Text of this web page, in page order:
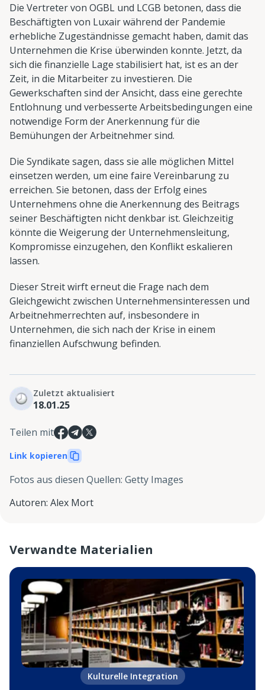
Die Vertreter von OGBL und LCGB betonen, dass die
Beschäftigten von Luxair während der Pandemie
erhebliche Zugeständnisse gemacht haben, damit das
Unternehmen die Krise überwinden konnte. Jetzt, da
sich die finanzielle Lage stabilisiert hat, ist es an der
Zeit, in die Mitarbeiter zu investieren. Die
Gewerkschaften sind der Ansicht, dass eine gerechte
Entlohnung und verbesserte Arbeitsbedingungen eine
notwendige Form der Anerkennung für die
Bemühungen der Arbeitnehmer sind.
Die Syndikate sagen, dass sie alle möglichen Mittel
einsetzen werden, um eine faire Vereinbarung zu
erreichen. Sie betonen, dass der Erfolg eines
Unternehmens ohne die Anerkennung des Beitrags
seiner Beschäftigten nicht denkbar ist. Gleichzeitig
könnte die Weigerung der Unternehmensleitung,
Kompromisse einzugehen, den Konflikt eskalieren
lassen.
Dieser Streit wirft erneut die Frage nach dem
Gleichgewicht zwischen Unternehmensinteressen und
Arbeitnehmerrechten auf, insbesondere in
Unternehmen, die sich nach der Krise in einem
finanziellen Aufschwung befinden.
Zuletzt aktualisiert
18.01.25
Teilen mit
Link kopieren
Fotos aus diesen Quellen: Getty Images
Autoren: Alex Mort
Verwandte Materialien
Kulturelle Integration